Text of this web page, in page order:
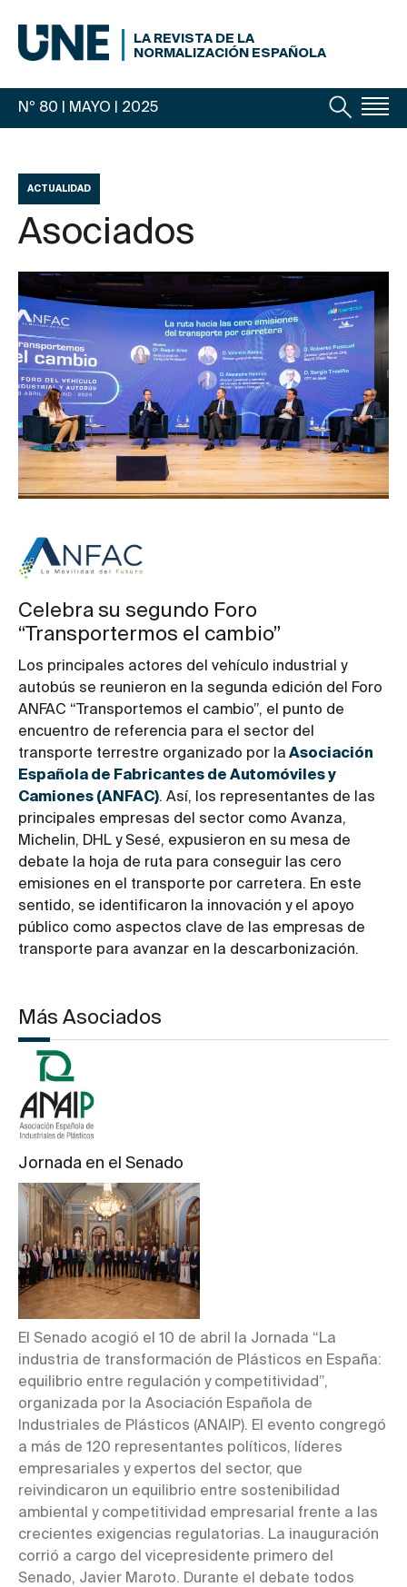
LA REVISTA DE LA
NORMALIZACIÓN ESPAÑOLA
Nº 80 | MAYO | 2025
ACTUALIDAD
Asociados
Celebra su segundo Foro
“Transportermos el cambio”
Los principales actores del vehículo industrial y
autobús se reunieron en la segunda edición del Foro
ANFAC “Transportemos el cambio”, el punto de
encuentro de referencia para el sector del
transporte terrestre organizado por la Asociación
Española de Fabricantes de Automóviles y
Camiones (ANFAC). Así, los representantes de las
principales empresas del sector como Avanza,
Michelin, DHL y Sesé, expusieron en su mesa de
debate la hoja de ruta para conseguir las cero
emisiones en el transporte por carretera. En este
sentido, se identificaron la innovación y el apoyo
público como aspectos clave de las empresas de
transporte para avanzar en la descarbonización.
Más Asociados
Jornada en el Senado
El Senado acogió el 10 de abril la Jornada “La
industria de transformación de Plásticos en España:
equilibrio entre regulación y competitividad”,
organizada por la Asociación Española de
Industriales de Plásticos (ANAIP). El evento congregó
a más de 120 representantes políticos, líderes
empresariales y expertos del sector, que
reivindicaron un equilibrio entre sostenibilidad
ambiental y competitividad empresarial frente a las
crecientes exigencias regulatorias. La inauguración
corrió a cargo del vicepresidente primero del
Senado, Javier Maroto. Durante el debate todos